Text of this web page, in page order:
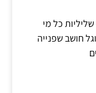
כל מי
חושב שפנייה